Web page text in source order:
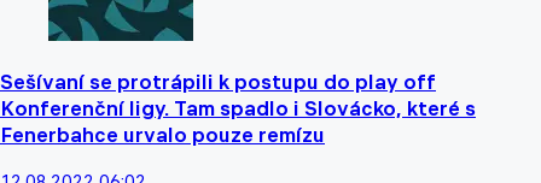
Sešívaní se protrápili k postupu do play off
Konferenční ligy. Tam spadlo i Slovácko, které s
Fenerbahce urvalo pouze remízu